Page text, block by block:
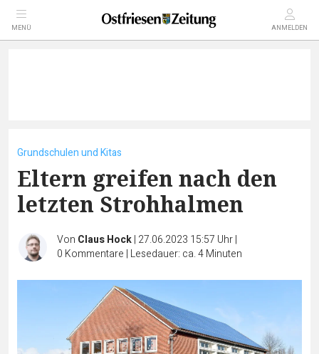
MENÜ ANMELDEN
Grundschulen und Kitas
Eltern greifen nach den
letzten Strohhalmen
Von Claus Hock| 27.06.2023 15:57 Uhr|
0 Kommentare | Lesedauer: ca. 4 Minuten